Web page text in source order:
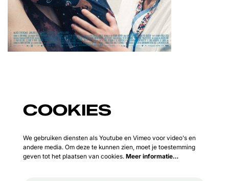
COOKIES
We gebruiken diensten als Youtube en Vimeo voor video's en
andere media. Om deze te kunnen zien, moet je toestemming
geven tot het plaatsen van cookies. Meer informatie…